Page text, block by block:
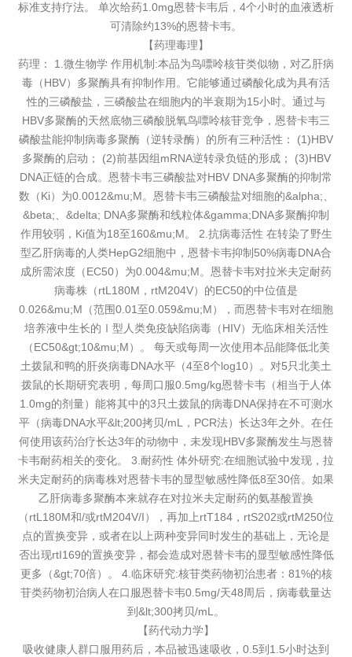
标准支持疗法。 单次给药1.0mg恩替卡韦后，4个小时的血液透析
可清除约13%的恩替卡韦。
【药理毒理】
药理： 1.微生物学 作用机制:本品为鸟嘌呤核苷类似物，对乙肝病
毒（HBV）多聚酶具有抑制作用。它能够通过磷酸化成为具有活
性的三磷酸盐，三磷酸盐在细胞内的半衰期为15小时。通过与
HBV多聚酶的天然底物三磷酸脱氧鸟嘌呤核苷竞争，恩替卡韦三
磷酸盐能抑制病毒多聚酶（逆转录酶）的所有三种活性： (1)HBV
多聚酶的启动； (2)前基因组mRNA逆转录负链的形成； (3)HBV
DNA正链的合成。恩替卡韦三磷酸盐对HBV DNA多聚酶的抑制常
数（Ki）为0.0012&mu;M。恩替卡韦三磷酸盐对细胞的&alpha;、
&beta;、&delta; DNA多聚酶和线粒体&gamma;DNA多聚酶抑制
作用较弱，Ki值为18至160&mu;M。 2.抗病毒活性 在转染了野生
型乙肝病毒的人类HepG2细胞中，恩替卡韦抑制50%病毒DNA合
成所需浓度（EC50）为0.004&mu;M。恩替卡韦对拉米夫定耐药
病毒株（rtL180M，rtM204V）的EC50的中位值是
0.026&mu;M（范围0.01至0.059&mu;M），而恩替卡韦对在细胞
培养液中生长的Ⅰ型人类免疫缺陷病毒（HIV）无临床相关活性
（EC50&gt;10&mu;M）。 每天或每周一次使用本品能降低北美
土拨鼠和鸭的肝炎病毒DNA水平（4至8个log10）。对5只北美土
拨鼠的长期研究表明，每周口服0.5mg/kg恩替卡韦（相当于人体
1.0mg的剂量）能将其中的3只土拨鼠的病毒DNA保持在不可测水
平（病毒DNA水平&lt;200拷贝/mL，PCR法）长达3年之外。在任
何使用该药治疗长达3年的动物中，未发现HBV多聚酶发生与恩替
卡韦耐药相关的变化。 3.耐药性 体外研究:在细胞试验中发现，拉
米夫定耐药的病毒株对恩替卡韦的显型敏感性降低8至30倍。如果
乙肝病毒多聚酶本来就存在对拉米夫定耐药的氨基酸置换
（rtL180M和/或rtM204V/I），再加上rtT184，rtS202或rtM250位
点的置换变异，或者在以上两种变异同时发生的基础上，无论是
否出现rtI169的置换变异，都会造成对恩替卡韦的显型敏感性降低
更多（&gt;70倍）。 4.临床研究:核苷类药物初治患者：81%的核
苷类药物初治病人在口服恩替卡韦0.5mg/天48周后，病毒载量达
到&lt;300拷贝/mL。
【药代动力学】
吸收健康人群口服用药后，本品被迅速吸收，0.5到1.5小时达到